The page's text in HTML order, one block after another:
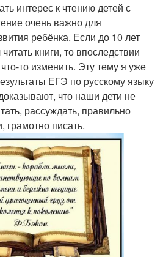
интерес к чтению детей с
очень важно для
ребёнка. Если до 10 лет
книги, то впоследствии
то изменить. Эту тему я уже
ЕГЭ по русскому языку
что наши дети не
рассуждать, правильно
грамотно писать.